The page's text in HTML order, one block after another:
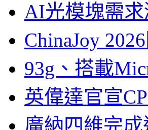
AI光模塊需
ChinaJoy
93g、搭載
英偉達官宣
廣納四維完